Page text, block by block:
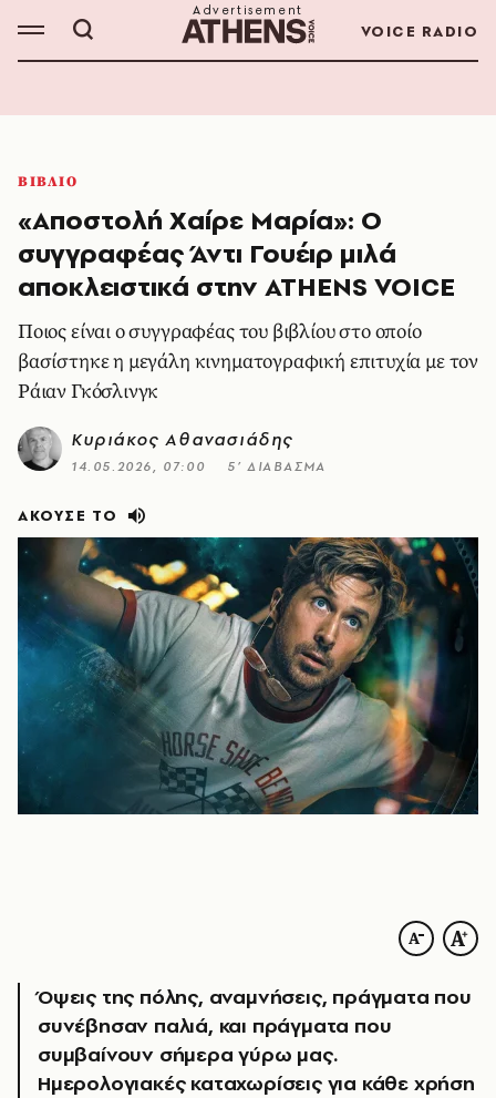
VOICE RADIO
ΒΙΒΛΙΟ
«Αποστολή Χαίρε Μαρία»: Ο
συγγραφέας Άντι Γουέιρ μιλά
αποκλειστικά στην ATHENS VOICE
Ποιος είναι ο συγγραφέας του βιβλίου στο οποίο
βασίστηκε η μεγάλη κινηματογραφική επιτυχία με τον
Ράιαν Γκόσλινγκ
Κυριάκος Αθανασιάδης
14.05.2026, 07:00 5’ ΔΙΑΒΑΣΜΑ
ΑΚΟΥΣΕ ΤΟ
Όψεις της πόλης, αναμνήσεις, πράγματα που
συνέβησαν παλιά, και πράγματα που
συμβαίνουν σήμερα γύρω μας.
Ημερολογιακές καταχωρίσεις για κάθε χρήση